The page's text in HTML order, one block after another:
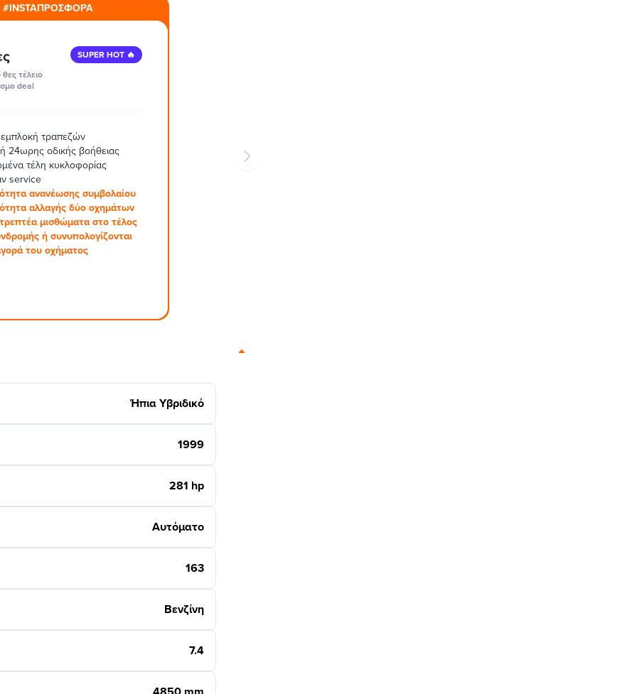
#INSTAΠΡΟΣΦΟΡΑ
τέλειο
deal
SUPER HOT 🔥
τραπεζών
24ωρης οδικής βοήθειας
τέλη κυκλοφορίας
service
ανανέωσης συμβολαίου
αλλαγής δύο οχημάτων
μισθώματα στο τέλος
ή συνυπολογίζονται
του οχήματος
Ήπια Υβριδικό
1999
281 hp
Αυτόματο
163
Βενζίνη
7.4